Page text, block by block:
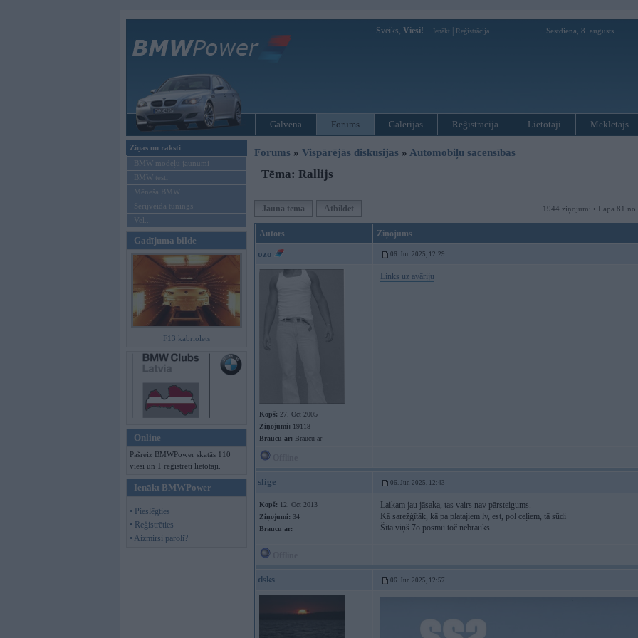
Sveiks, Viesi! Ienākt Reģistrācija Sestdiena, 8. augusts
Galvenā Forums Galerijas Reģistrācija Lietotāji Meklētājs
Ziņas un raksti
BMW modeļu jaunumi
BMW testi
Mēneša BMW
Sērijveida tūnings
Vel...
Gadījuma bilde
F13 kabriolets
Online
Pašreiz BMWPower skatās 110
viesi un 1 reģistrēti lietotāji.
Ienākt BMWPower
• Pieslēgties
• Reģistrēties
• Aizmirsi paroli?
Forums » Vispārējās diskusijas » Automobiļu sacensības
Tēma: Rallijs
Jauna tēma Atbildēt 1944 ziņojumi • Lapa 81 no
Autors Ziņojums
ozo 06. Jun 2025, 12:29
Kopš: 27. Oct 2005
Ziņojumi: 19118
Braucu ar: Braucu ar
Links uz avāriju
slige 06. Jun 2025, 12:43
Kopš: 12. Oct 2013
Ziņojumi: 34
Braucu ar:
Laikam jau jāsaka, tas vairs nav pārsteigums.
Kā sarežģītāk, kā pa platajiem lv, est, pol ceļiem, tā sūdi
Šitā viņš 7o posmu toč nebrauks
dsks 06. Jun 2025, 12:57